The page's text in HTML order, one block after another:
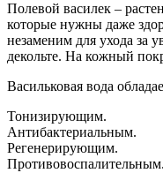
Полевой василек –
которые нужны даже
незаменим для ухода за
декольте. На кожный
Васильковая вода
Тонизирующим.
Антибактериальным.
Регенерирующим.
Противовоспалительным.